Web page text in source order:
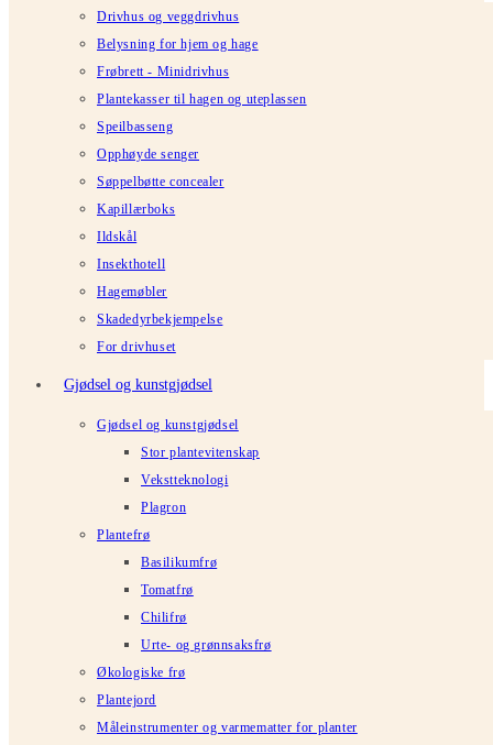
Drivhus og veggdrivhus
Belysning for hjem og hage
Frøbrett - Minidrivhus
Plantekasser til hagen og uteplassen
Speilbasseng
Opphøyde senger
Søppelbøtte concealer
Kapillærboks
Ildskål
Insekthotell
Hagemøbler
Skadedyrbekjempelse
For drivhuset
Gjødsel og kunstgjødsel
Gjødsel og kunstgjødsel
Stor plantevitenskap
Vekstteknologi
Plagron
Plantefrø
Basilikumfrø
Tomatfrø
Chilifrø
Urte- og grønnsaksfrø
Økologiske frø
Plantejord
Måleinstrumenter og varmematter for planter